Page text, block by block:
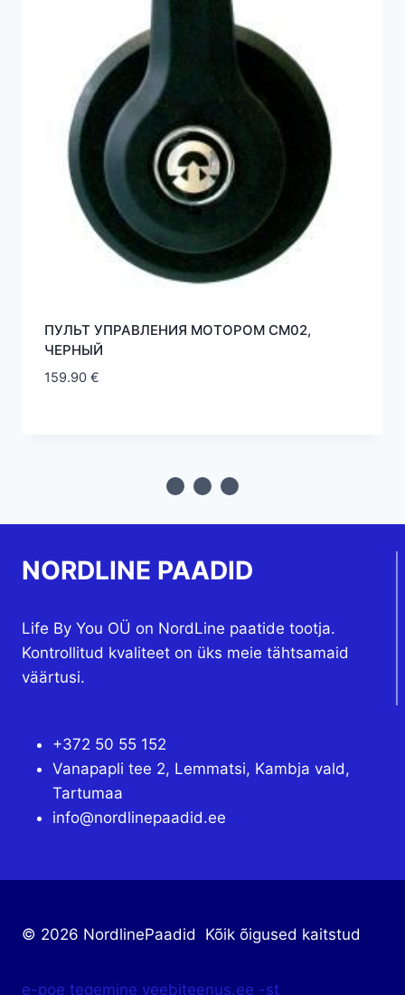
ПУЛЬТ УПРАВЛЕНИЯ МОТОРОМ CM02,
ЧЕРНЫЙ
159.90 €
ГРОМКОГОВОРИТЕЛИ, 200 Вт
163.07€